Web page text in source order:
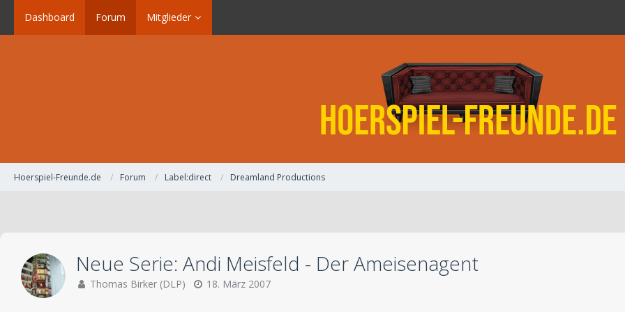
Dashboard Forum Mitglieder
Hoerspiel-Freunde.de Forum Label:direct Dreamland Productions
Neue Serie: Andi Meisfeld - Der Ameisenagent
Thomas Birker (DLP) 18. März 2007